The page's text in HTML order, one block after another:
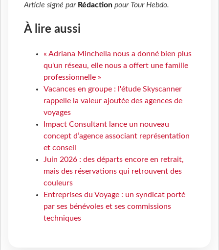
Article signé par Rédaction pour Tour Hebdo.
À lire aussi
« Adriana Minchella nous a donné bien plus
qu'un réseau, elle nous a offert une famille
professionnelle »
Vacances en groupe : l'étude Skyscanner
rappelle la valeur ajoutée des agences de
voyages
Impact Consultant lance un nouveau
concept d’agence associant représentation
et conseil
Juin 2026 : des départs encore en retrait,
mais des réservations qui retrouvent des
couleurs
Entreprises du Voyage : un syndicat porté
par ses bénévoles et ses commissions
techniques